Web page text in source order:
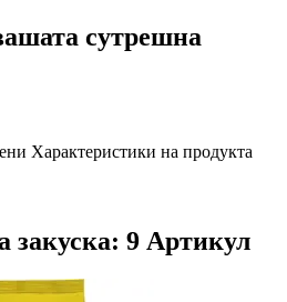
сутрешна
Характеристики на продукта
9 Артикул